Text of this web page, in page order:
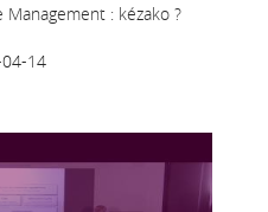
: kézako ?
14